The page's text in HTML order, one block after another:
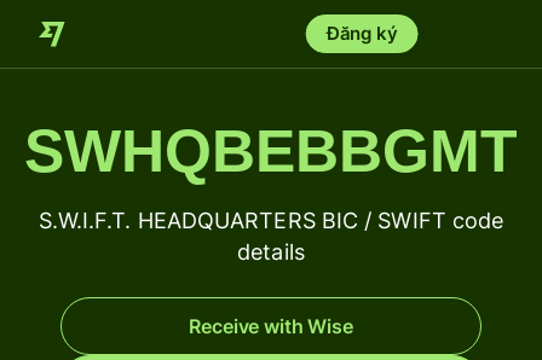
Đăng ký
SWHQBEBBGMT
S.W.I.F.T. HEADQUARTERS BIC / SWIFT code
details
Receive with Wise